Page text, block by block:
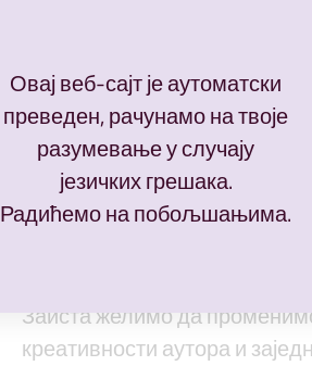
МОЖЕШ
Заиста желимо да
креативности аутора и
Овај веб-сајт је аутоматски
преведен, рачунамо на твоје
разумевање у случају
језичких грешака.
Радићемо на побољшањима.